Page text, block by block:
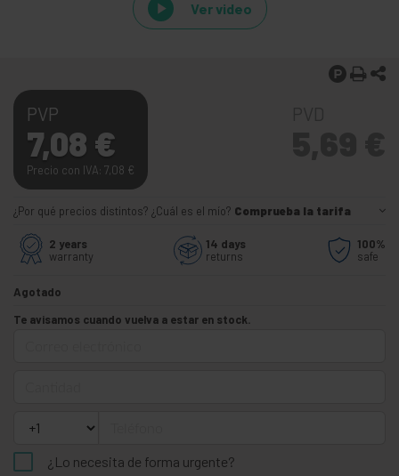
Ver video
PVP
7,08 €
Precio con IVA: 7,08 €
¿Por qué precios distintos? ¿Cuál es el mío? Comprueba la tarifa
2 years
warranty
14 days
returns
100%
safe
Agotado
Te avisamos cuando vuelva a estar en stock.
¿Lo necesita de forma urgente?